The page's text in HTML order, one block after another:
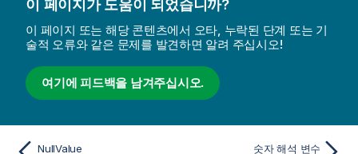
이 페이지가 도움이 되었습니까?
이 페이지 또는 해당 콘텐츠에서 오타, 누락된 단계 또는 기
술적 오류와 같은 문제를 발견하면 알려 주십시오!
여기에 피드백을 남겨주십시오.
NullValue 숫자 해석 변수